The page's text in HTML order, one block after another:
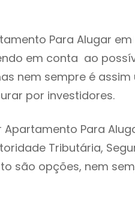
Para Alugar
em conta ao
nem sempre é
por investidores.
Apartamento Para
Tributária,
são opções, nem